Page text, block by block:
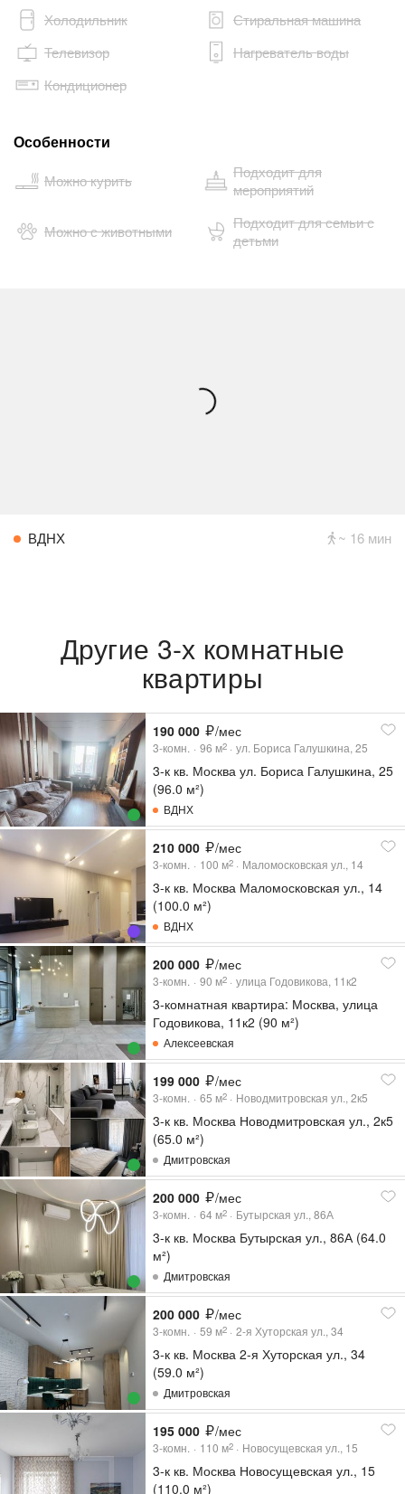
Холодильник
Стиральная машина
Телевизор
Нагреватель воды
Кондиционер
Особенности
Можно курить
Подходит для
мероприятий
Можно с животными
Подходит для семьи с
детьми
ВДНХ ~ 16 мин
Другие 3-х комнатные
квартиры
190 000 /мес
3-комн. 96 м2 ул. Бориса Галушкина, 25
3-к кв. Москва ул. Бориса Галушкина, 25
(96.0 м²)
ВДНХ
210 000 /мес
3-комн. 100 м2 Маломосковская ул., 14
3-к кв. Москва Маломосковская ул., 14
(100.0 м²)
ВДНХ
200 000 /мес
3-комн. 90 м2 улица Годовикова, 11к2
3-комнатная квартира: Москва, улица
Годовикова, 11к2 (90 м²)
Алексеевская
199 000 /мес
3-комн. 65 м2 Новодмитровская ул., 2к5
3-к кв. Москва Новодмитровская ул., 2к5
(65.0 м²)
Дмитровская
200 000 /мес
3-комн. 64 м2 Бутырская ул., 86А
3-к кв. Москва Бутырская ул., 86А (64.0
м²)
Дмитровская
200 000 /мес
3-комн. 59 м2 2-я Хуторская ул., 34
3-к кв. Москва 2-я Хуторская ул., 34
(59.0 м²)
Дмитровская
195 000 /мес
3-комн. 110 м2 Новосущевская ул., 15
3-к кв. Москва Новосущевская ул., 15
(110.0 м²)